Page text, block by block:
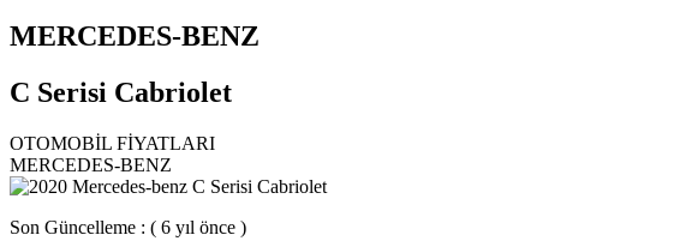
MERCEDES-BENZ
C Serisi Cabriolet
OTOMOBİL FİYATLARI
MERCEDES-BENZ
Son Güncelleme : ( 6 yıl önce )